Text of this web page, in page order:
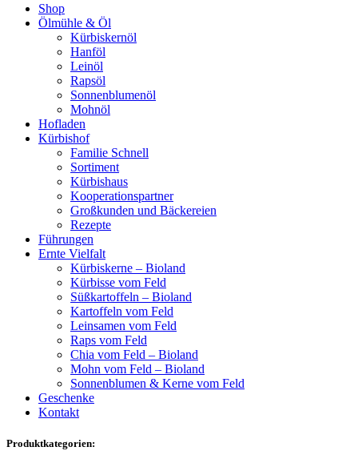
Shop
Ölmühle & Öl
Kürbiskernöl
Hanföl
Leinöl
Rapsöl
Sonnenblumenöl
Mohnöl
Hofladen
Kürbishof
Familie Schnell
Sortiment
Kürbishaus
Kooperationspartner
Großkunden und Bäckereien
Rezepte
Führungen
Ernte Vielfalt
Kürbiskerne – Bioland
Kürbisse vom Feld
Süßkartoffeln – Bioland
Kartoffeln vom Feld
Leinsamen vom Feld
Raps vom Feld
Chia vom Feld – Bioland
Mohn vom Feld – Bioland
Sonnenblumen & Kerne vom Feld
Geschenke
Kontakt
Produktkategorien: